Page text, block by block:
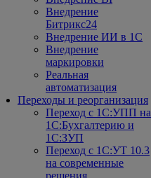
Внедрение
Битрикс24
Внедрение ИИ в 1С
Внедрение
маркировки
Реальная
автоматизация
Переходы и реорганизация
Переход с 1С:УПП на
1С:Бухгалтерию и
1С:ЗУП
Переход с 1С:УТ 10.3
на современные
решения